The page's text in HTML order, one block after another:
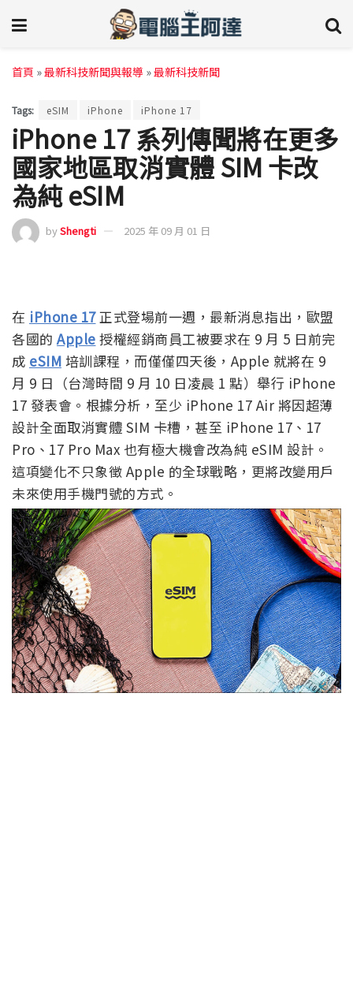
首頁 »最新科技新聞與報導 »最新科技新聞
Tags: eSIM iPhone iPhone 17
iPhone 17 系列傳聞將在更多
國家地區取消實體 SIM 卡改
為純 eSIM
byShengti 2025 年 09 月 01 日
在 iPhone 17正式登場前一週，最新消息指出，歐盟
各國的Apple 授權經銷商員工被要求在 9 月 5 日前完
成 eSIM 培訓課程，而僅僅四天後，Apple 就將在 9
月 9 日（台灣時間 9 月 10 日凌晨 1 點）舉行 iPhone
17 發表會。根據分析，至少 iPhone 17 Air 將因超薄
設計全面取消實體 SIM 卡槽，甚至 iPhone 17、17
Pro、17 Pro Max 也有極大機會改為純 eSIM 設計。
這項變化不只象徵 Apple 的全球戰略，更將改變用戶
未來使用手機門號的方式。